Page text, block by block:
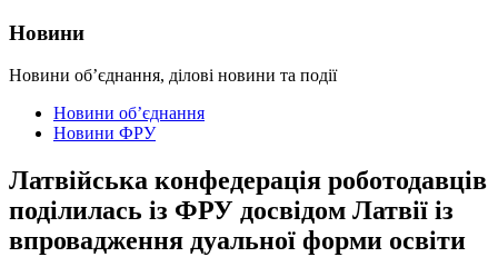
Новини
Новини об’єднання, ділові новини та події
Новини об’єднання
Новини ФРУ
Латвійська конфедерація роботодавців
поділилась із ФРУ досвідом Латвії із
впровадження дуальної форми освіти